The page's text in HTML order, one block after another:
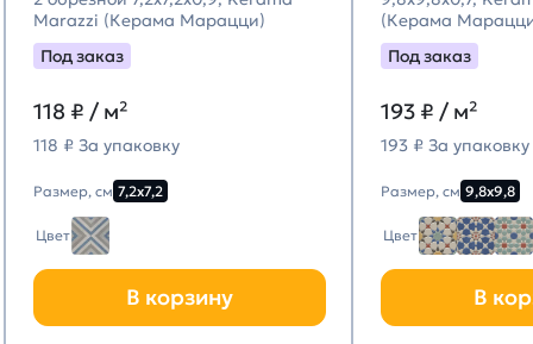
Marazzi (Керама Марацци)
Под заказ
118 ₽ / м²
118 ₽ За упаковку
Размер, см 7,2х7,2
Цвет
В корзину
(Керама
Под заказ
193 ₽ / м²
193 ₽ За упаковку
Размер, см 9,8х9,8
Цвет
В